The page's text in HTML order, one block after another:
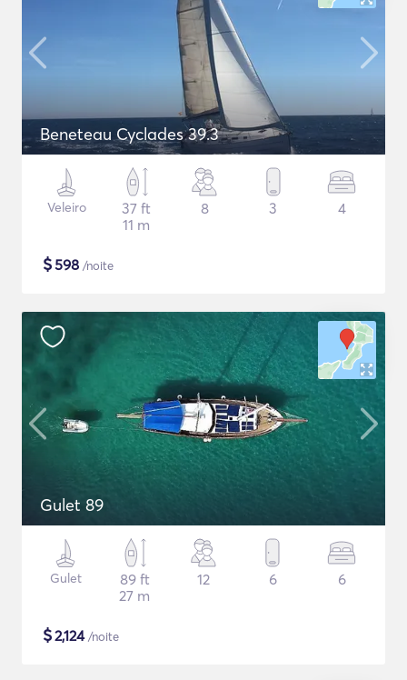
Beneteau Cyclades 39.3
Veleiro
37 ft
11 m
8 3 4
$598 /noite
Gulet 89
Gulet
89 ft
27 m
12 6 6
$2,124/noite